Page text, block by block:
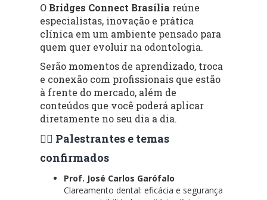
O Bridges Connect Brasília reúne
especialistas, inovação e prática
clínica em um ambiente pensado para
quem quer evoluir na odontologia.
Serão momentos de aprendizado, troca
e conexão com profissionais que estão
à frente do mercado, além de
conteúdos que você poderá aplicar
diretamente no seu dia a dia.
👨‍⚕️ Palestrantes e temas
confirmados
Prof. José Carlos Garófalo
Clareamento dental: eficácia e segurança